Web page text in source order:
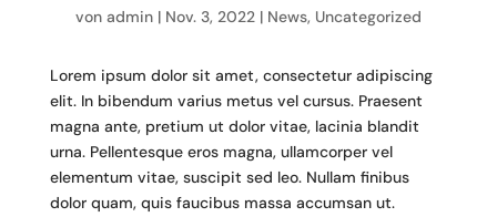
von admin| Nov. 3, 2022| News, Uncategorized
Lorem ipsum dolor sit amet, consectetur adipiscing
elit. In bibendum varius metus vel cursus. Praesent
magna ante, pretium ut dolor vitae, lacinia blandit
urna. Pellentesque eros magna, ullamcorper vel
elementum vitae, suscipit sed leo. Nullam finibus
dolor quam, quis faucibus massa accumsan ut.